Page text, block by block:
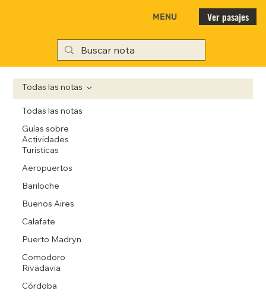
MENU Ver pasajes
Todas las notas
Guías sobre
Actividades
Turísticas
Aeropuertos
Bariloche
Buenos Aires
Calafate
Puerto Madryn
Comodoro
Rivadavia
Córdoba
Todas las notas